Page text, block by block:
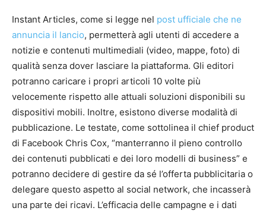
Instant Articles, come si legge nel post ufficiale che ne
annuncia il lancio, permetterà agli utenti di accedere a
notizie e contenuti multimediali (video, mappe, foto) di
qualità senza dover lasciare la piattaforma. Gli editori
potranno caricare i propri articoli 10 volte più
velocemente rispetto alle attuali soluzioni disponibili su
dispositivi mobili. Inoltre, esistono diverse modalità di
pubblicazione. Le testate, come sottolinea il chief product
di Facebook Chris Cox, “manterranno il pieno controllo
dei contenuti pubblicati e dei loro modelli di business” e
potranno decidere di gestire da sé l’offerta pubblicitaria o
delegare questo aspetto al social network, che incasserà
una parte dei ricavi. L’efficacia delle campagne e i dati